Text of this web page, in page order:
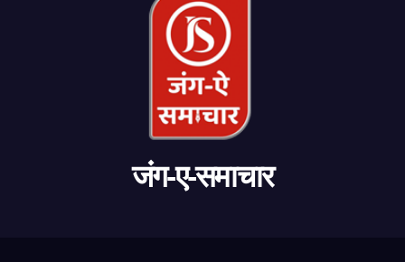
जंग-ए-समाचार